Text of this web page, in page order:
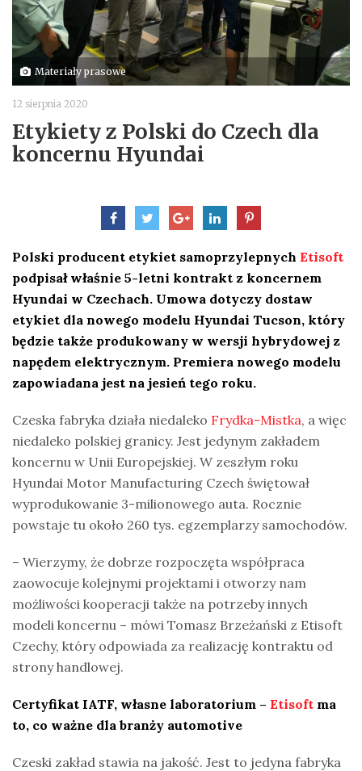
Materiały prasowe
12 sierpnia 2020
Etykiety z Polski do Czech dla
koncernu Hyundai
Polski producent etykiet samoprzylepnych Etisoft
podpisał właśnie 5-letni kontrakt z koncernem
Hyundai w Czechach. Umowa dotyczy dostaw
etykiet dla nowego modelu Hyundai Tucson, który
będzie także produkowany w wersji hybrydowej z
napędem elektrycznym. Premiera nowego modelu
zapowiadana jest na jesień tego roku.
Czeska fabryka działa niedaleko Frydka-Mistka, a więc
niedaleko polskiej granicy. Jest jedynym zakładem
koncernu w Unii Europejskiej. W zeszłym roku
Hyundai Motor Manufacturing Czech świętował
wyprodukowanie 3-milionowego auta. Rocznie
powstaje tu około 260 tys. egzemplarzy samochodów.
– Wierzymy, że dobrze rozpoczęta współpraca
zaowocuje kolejnymi projektami i otworzy nam
możliwości kooperacji także na potrzeby innych
modeli koncernu – mówi Tomasz Brzeżański z Etisoft
Czechy, który odpowiada za realizację kontraktu od
strony handlowej.
Certyfikat IATF, własne laboratorium – Etisoft ma
to, co ważne dla branży automotive
Czeski zakład stawia na jakość. Jest to jedyna fabryka